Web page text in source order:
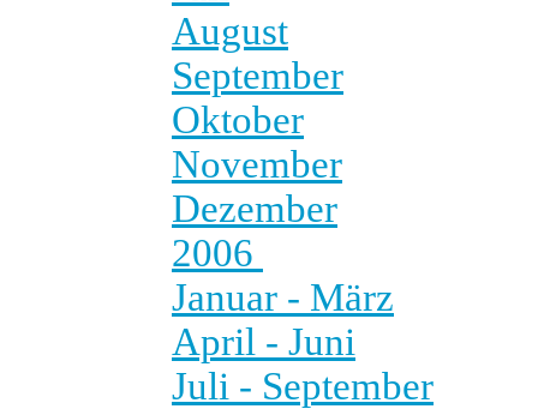
August
September
Oktober
November
Dezember
2006
Januar - März
April - Juni
Juli - September